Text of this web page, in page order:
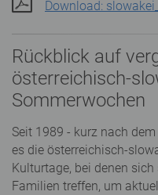
Download:
Rückblick auf
österreichisch-
Sommerwochen
Seit 1989 - kurz nach
es die österreichisch-
Kulturtage, bei denen
Familien treffen, um